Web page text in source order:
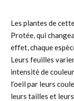
Les plantes de
Protée, qui
effet, chaque
Leurs feuilles
intensité de
l’oeil par leurs
leurs tailles et leurs